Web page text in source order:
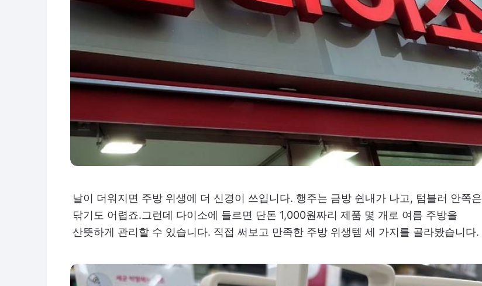
날이 더워지면 주방 위생에 더 신경이 쓰입니다. 행주는 금방 쉰내가 나고, 텀블러 안쪽은
닦기도 어렵죠.그런데 다이소에 들르면 단돈 1,000원짜리 제품 몇 개로 여름 주방을
산뜻하게 관리할 수 있습니다. 직접 써보고 만족한 주방 위생템 세 가지를 골라봤습니다.